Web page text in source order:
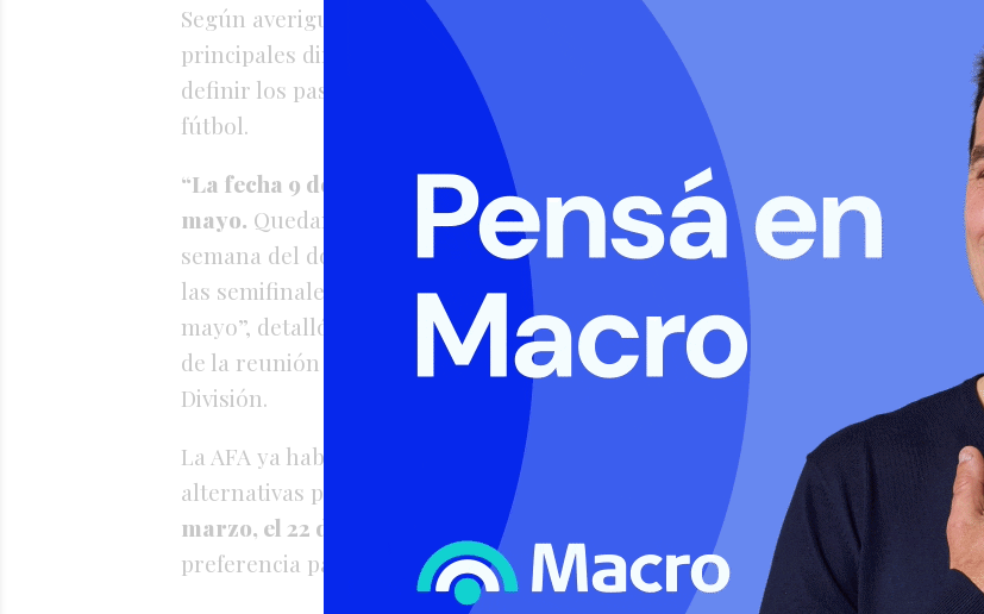
Según averiguó la Agencia Noticias Argentinas, a partir del mediodía, los
principales directivos de la AFA se reunieron en el predio de Ezeiza para
definir los pasos a seguir y decidieron que este fín de semana no habrá
fútbol.
“La fecha 9 del Torneo Apertura 2026 se disputará el fin de semana del 3 de
mayo. Quedando establecido que los octavos de final se jugarán el fin de
semana del domingo 10 de mayo, los cuartos entre semana (miércoles 13/5),
las semifinales el fin de semana del domingo 17, y la final el domingo 24 de
mayo”, detalló la Liga Profesional de Fútbol luego en sus redes sociales luego
de la reunión que contó con los presidentes de los equipos de Primera
División.
La AFA ya habría notificado a los presidentes de los clubes las tres
alternativas posibles para recuperar la fecha 9:
las opciones son el 18 de
marzo, el 22 de abril o el 13 de mayo
. Cada institución deberá manifestar su
preferencia para avanzar en la definición del nuevo cronograma.